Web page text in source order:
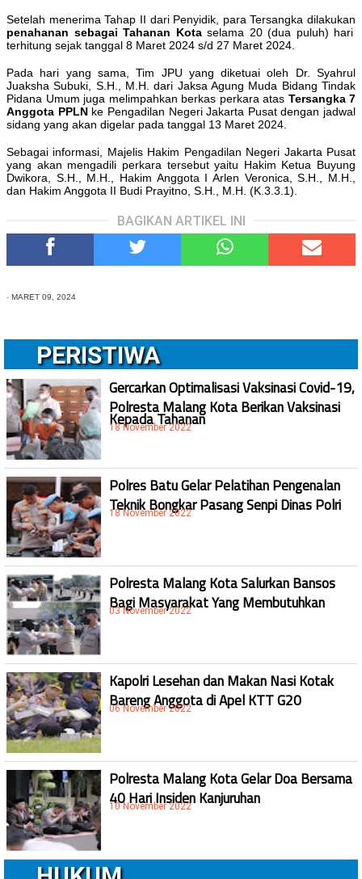
Setelah menerima Tahap II dari Penyidik, para Tersangka dilakukan
penahanan sebagai Tahanan Kotaselama 20 (dua puluh) hari
terhitung sejak tanggal 8 Maret 2024 s/d 27 Maret 2024.
Pada hari yang sama, Tim JPU yang diketuai oleh Dr. Syahrul
Juaksha Subuki, S.H., M.H. dari Jaksa Agung Muda Bidang Tindak
Pidana Umum juga melimpahkan berkas perkara atas Tersangka 7
Anggota PPLN ke Pengadilan Negeri Jakarta Pusat dengan jadwal
sidang yang akan digelar pada tanggal 13 Maret 2024
Sebagai informasi, Majelis Hakim Pengadilan Negeri Jakarta Pusat
yang akan mengadili perkara tersebut yaitu Hakim Ketua Buyung
Dwikora, S.H., M.H., Hakim Anggota I Arlen Veronica, S.H., M.H.,
dan Hakim Anggota II Budi Prayitno, S.H., M.H. (K.3.3.1).
BAGIKAN ARTIKEL INI
- MARET 09, 2024
PERISTIWA
Gercarkan Optimalisasi Vaksinasi Covid-19,
Polresta Malang Kota Berikan Vaksinasi
Kepada Tahanan
18 November 2022
Polres Batu Gelar Pelatihan Pengenalan
Teknik Bongkar Pasang Senpi Dinas Polri
18 November 2022
Polresta Malang Kota Salurkan Bansos
Bagi Masyarakat Yang Membutuhkan
03 November 2022
Kapolri Lesehan dan Makan Nasi Kotak
Bareng Anggota di Apel KTT G20
06 November 2022
Polresta Malang Kota Gelar Doa Bersama
40 Hari Insiden Kanjuruhan
10 November 2022